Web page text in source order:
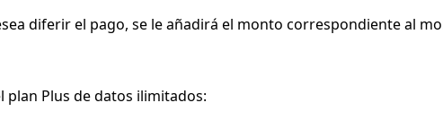
diferir el pago, se le añadirá el monto correspondiente al
plan Plus de datos ilimitados: